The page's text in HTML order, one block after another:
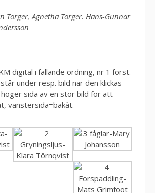
Torger, Agnetha Torger. Hans-Gunnar
digital i fallande ordning, nr 1 först.
under resp. bild när den klickas
höger sida av en stor bild för att
vänstersida=bakåt.